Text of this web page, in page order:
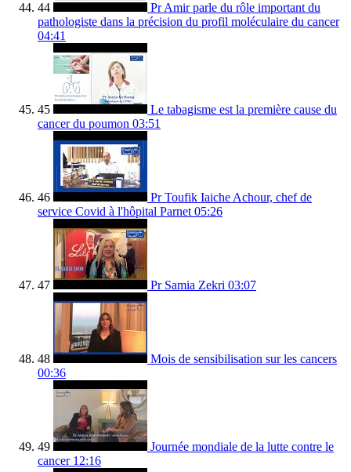
44
Pr Amir parle du rôle important du
pathologiste dans la précision du profil moléculaire du cancer
04:41
45
Le tabagisme est la première cause du
cancer du poumon 03:51
46
Pr Toufik Iaiche Achour, chef de
service Covid à l'hôpital Parnet 05:26
47 Pr Samia Zekri 03:07
48
Mois de sensibilisation sur les cancers
00:36
49
Journée mondiale de la lutte contre le
cancer 12:16